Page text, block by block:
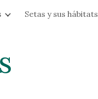
Setas y sus hábitats